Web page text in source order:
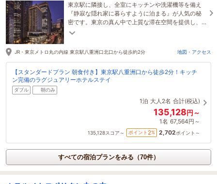
東京駅に隣接し、全室にキッチンや洗濯機等を備え
『静寂な隠れ家に暮らすように泊まる』が人気の秘
密です。東京の真ん中で上質な滞在空間を提供し、
スタッフの心温まるおもてなしで皆様をお迎えいた
JR・東京メトロ丸の内線 東京駅八重洲口北口から徒歩約2分 地図・アクセス
【スタンダードプラン 朝食付き】東京駅八重洲口から徒歩2分！キッチ
ン完備のラグジュアリーホテルステイ
ダブル 朝のみ
1泊 大人2名 合計(税込)
135,128円～
1名 67,564円～
135,128スコア～ ポイント 2% 2,702ポイント～
すべての宿泊プランをみる（70件）